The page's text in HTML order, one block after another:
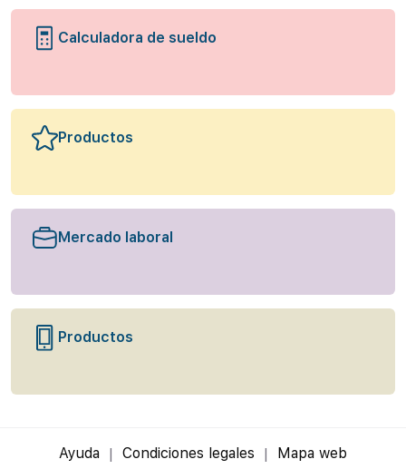
Calculadora de sueldo
Productos
Mercado laboral
Productos
Ayuda Condiciones legales Mapa web